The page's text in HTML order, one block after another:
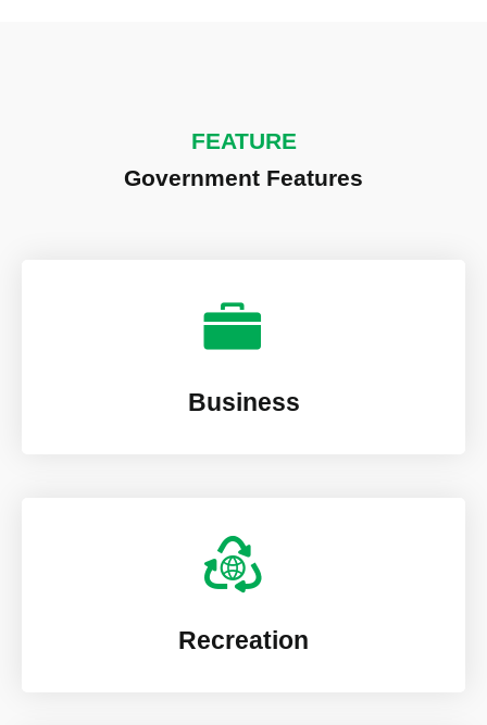
FEATURE
Government Features
Business
Recreation